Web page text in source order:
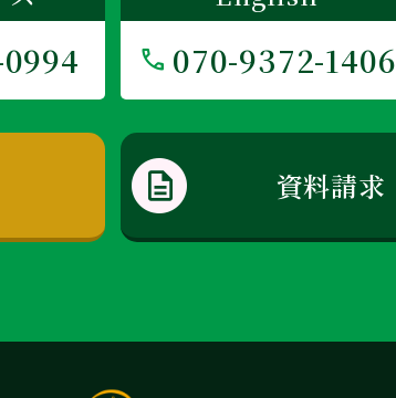
070-9372-1406
資料請求